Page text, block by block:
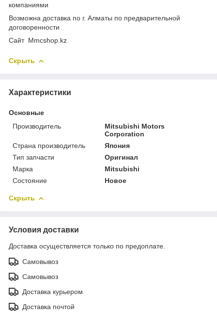
компаниями
Возможна доставка по г. Алматы по предварительной
договоренности
Cайт Mmcshop.kz
Скрыть
Характеристики
Основные
Производитель
Mitsubishi Motors
Corporation
Страна производитель
Япония
Тип запчасти
Оригинал
Марка
Mitsubishi
Состояние
Новое
Скрыть
Условия доставки
Доставка осуществляется только по предоплате.
Самовывоз
Самовывоз
Доставка курьером
Доставка почтой